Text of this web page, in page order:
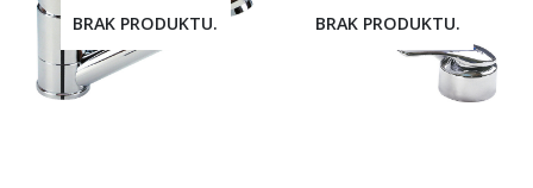
BRAK PRODUKTU. BRAK PRODUKTU.